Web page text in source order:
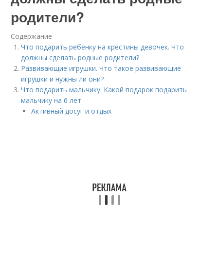
родители?
Содержание
Что подарить ребенку на крестины девочек. Что
должны сделать родные родители?
Развивающие игрушки. Что такое развивающие
игрушки и нужны ли они?
Что подарить мальчику. Какой подарок подарить
мальчику на 6 лет
Активный досуг и отдых